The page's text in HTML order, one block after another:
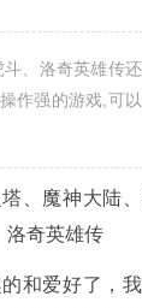
、洛奇英雄传
作强的游戏,可
、魔神大陆
洛奇英雄传
和爱好了，